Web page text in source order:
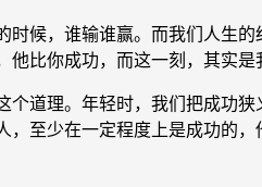
，谁输谁赢。而我们人生的
比你成功，而这一刻，其实是
理。年轻时，我们把成功狭
，至少在一定程度上是成功的